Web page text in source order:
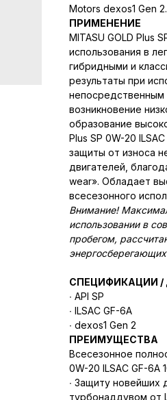
Motors dexos1 Gen 2.
ПРИМЕНЕНИЕ
MITASU GOLD Plus
использования в
гибридными и
результаты при
возникновение
образование
Plus SP 0W-20
защиты от износа
двигателей,
wear». Обладает
всесезонного
Внимание!
использовании в
пробегом,
СПЕЦИФИКАЦИИ /
∙ API SP
∙ ILSAC GF-6A
∙ dexos1 Gen 2
ПРЕИМУЩЕСТВА
Всесезонное
0W-20 ILSAC GF-6A
∙ Защиту новейших
турбонаддувом от